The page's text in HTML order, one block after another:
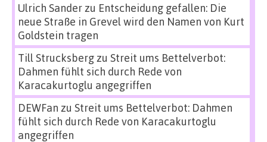
Ulrich Sanderzu Entscheidung gefallen: Die
neue Straße in Grevel wird den Namen von Kurt
Goldstein tragen
Till Strucksbergzu Streit ums Bettelverbot:
Dahmen fühlt sich durch Rede von
Karacakurtoglu angegriffen
DEWFan zu Streit ums Bettelverbot: Dahmen
fühlt sich durch Rede von Karacakurtoglu
angegriffen